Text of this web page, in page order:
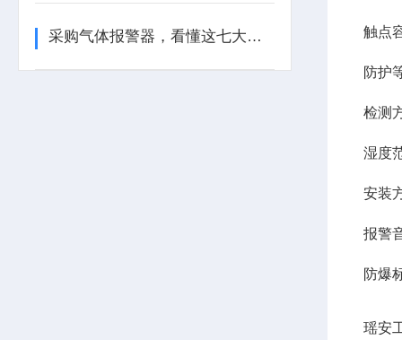
采购气体报警器，看懂这七大参数比价格更重要 触点
防护
检测
湿度
安装
报警
防爆
瑶安